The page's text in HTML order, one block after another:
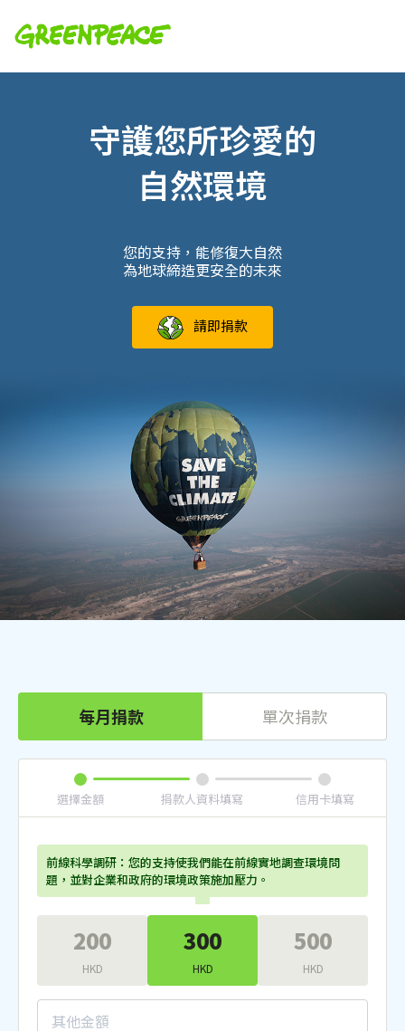
守護您所珍愛的
自然環境
您的支持，能修復大自然
為地球締造更安全的未來
請即捐款
每月捐款 單次捐款
選擇金額 捐款人資料填寫 信用卡填寫
200
HKD
300
HKD
500
HKD
前線科學調研：您的支持使我們能在前線實地調查環境問
題，並對企業和政府的環境政策施加壓力。